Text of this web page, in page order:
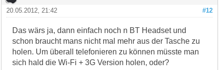
#12
20.05.2012, 21:42
Das wärs ja, dann einfach noch n BT Headset und
schon braucht mans nicht mal mehr aus der Tasche zu
holen. Um überall telefonieren zu können müsste man
sich hald die Wi-Fi + 3G Version holen, oder?